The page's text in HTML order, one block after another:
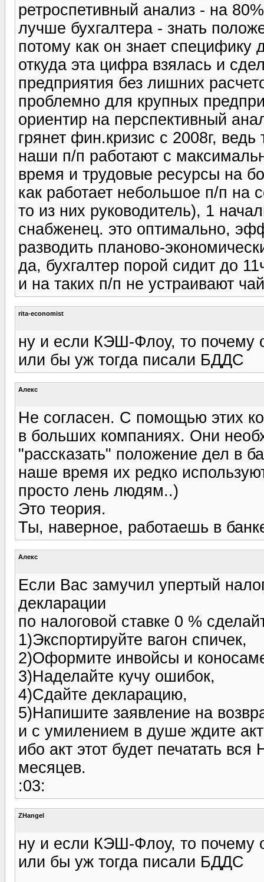
ретроспетивный анализ - на
лучше бухгалтера - знать
потому как он знает
откуда эта цифра взялась и
предприятия без лишних
проблемно для крупных
ориентир на перспективный
грянет фин.кризис с 2008г, ведь
наши п/п работают с
время и трудовые ресурсы на
как работает небольшое п/п на
то из них руководитель), 1
снабженец. это оптимально,
разводить планово-
да, бухгалтер порой сидит до
и на таких п/п не устраивают
rita-economist
ну и если КЭШ-Флоу, то почему
или бы уж тогда писали БДДС
Алекс
Не согласен. С помощью этих
в больших компаниях. Они
"рассказать" положение дел
наше время их редко
просто лень людям..)
Это теория.
Ты, наверное, работаешь в
Алекс
Если Вас замучил упертый
декларации
по налоговой ставке 0 %
1)Экспортируйте вагон спичек,
2)Оформите инвойсы и
3)Наделайте кучу ошибок,
4)Сдайте декларацию,
5)Напишите заявление на
и с умилением в душе ждите
ибо акт этот будет печатать
месяцев.
:03:
ZHangel
ну и если КЭШ-Флоу, то почему
или бы уж тогда писали БДДС